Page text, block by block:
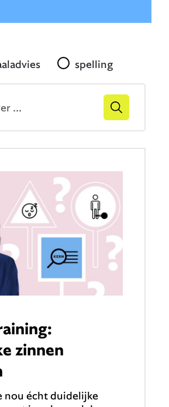
spelling
Zoek
zinnen
nou écht duidelijke